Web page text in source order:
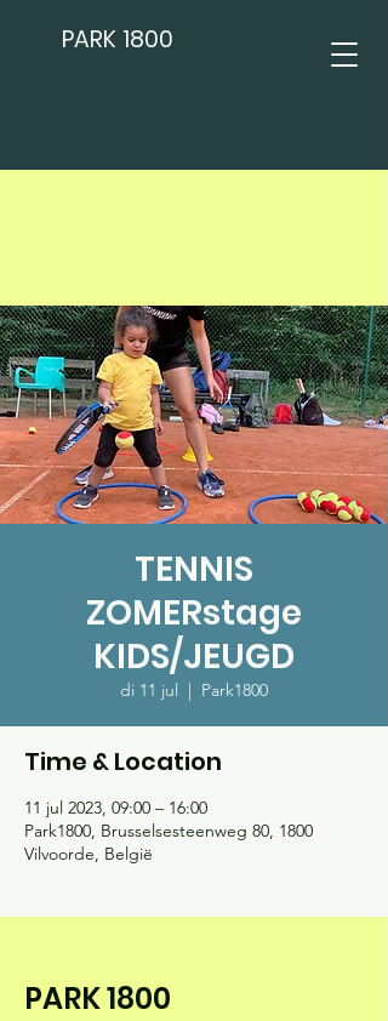
PARK 1800
TENNIS
ZOMERstage
KIDS/JEUGD
di 11 jul
  |
Park1800
Time & Location
11 jul 2023, 09:00 – 16:00
Park1800, Brusselsesteenweg 80, 1800
Vilvoorde, België
PARK 1800